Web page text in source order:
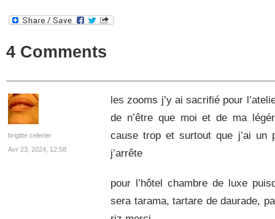
4 Comments
brigitte celerier
Avr 23, 2024, 12:58
les zooms j’y ai sacrifié pour
de n’être que moi et de ma
cause trop et surtout que j’ai un
j’arrête
pour l’hôtel chambre de luxe
sera tarama, tartare de daurade,